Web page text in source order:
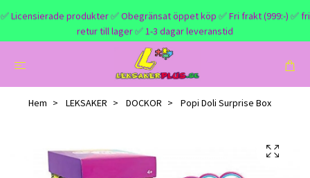
✅ Licensierade produkter ✅ Obegränsat öppet köp ✅ Fri frakt (999:-) ✅ fri
retur till lager ✅ 1-3 dagar leveranstid
Hem LEKSAKER DOCKOR Popi Doli Surprise Box